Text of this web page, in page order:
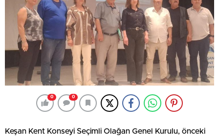
taşıma
taşıma
evden
eve
nakliyat
0 0
Keşan Kent Konseyi Seçimli Olağan Genel Kurulu, önceki